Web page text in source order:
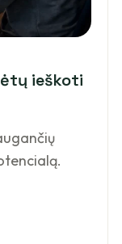
ieškoti